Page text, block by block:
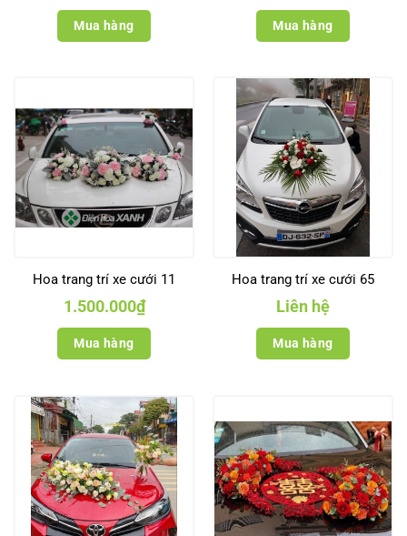
Mua hàng Mua hàng
Hoa trang trí xe cưới 11
1.500.000₫
Mua hàng
Hoa trang trí xe cưới 65
Liên hệ
Mua hàng